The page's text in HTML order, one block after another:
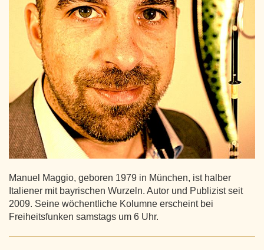
Manuel Maggio, geboren 1979 in München, ist halber
Italiener mit bayrischen Wurzeln. Autor und Publizist seit
2009. Seine wöchentliche Kolumne erscheint bei
Freiheitsfunken samstags um 6 Uhr.